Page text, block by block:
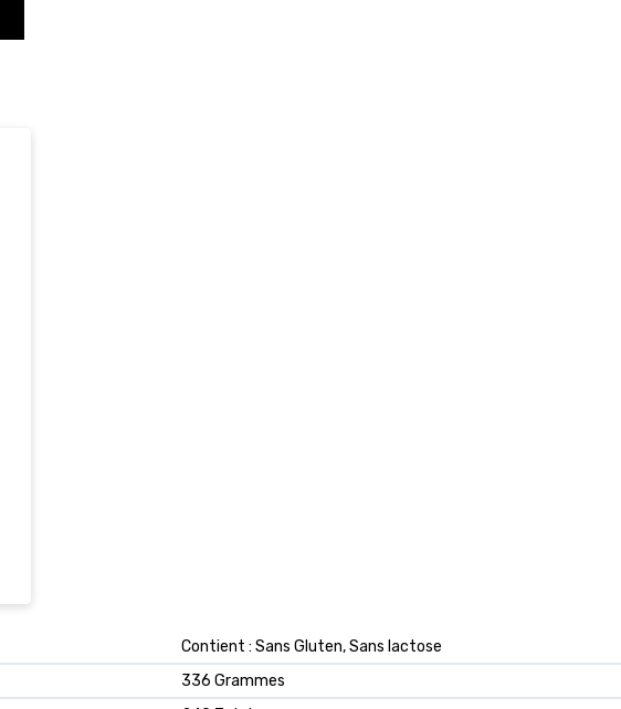
‎Contient : Sans Gluten, Sans lactose
‎336 Grammes